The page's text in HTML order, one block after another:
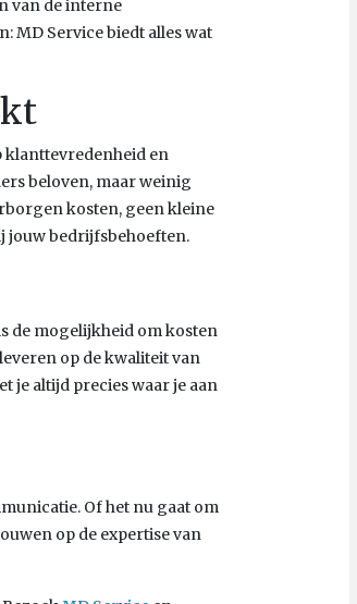
van de interne
MD Service biedt alles wat
klanttevredenheid en
beloven, maar weinig
kosten, geen kleine
jouw bedrijfsbehoeften.
de mogelijkheid om kosten
op de kwaliteit van
je altijd precies waar je aan
Of het nu gaat om
op de expertise van